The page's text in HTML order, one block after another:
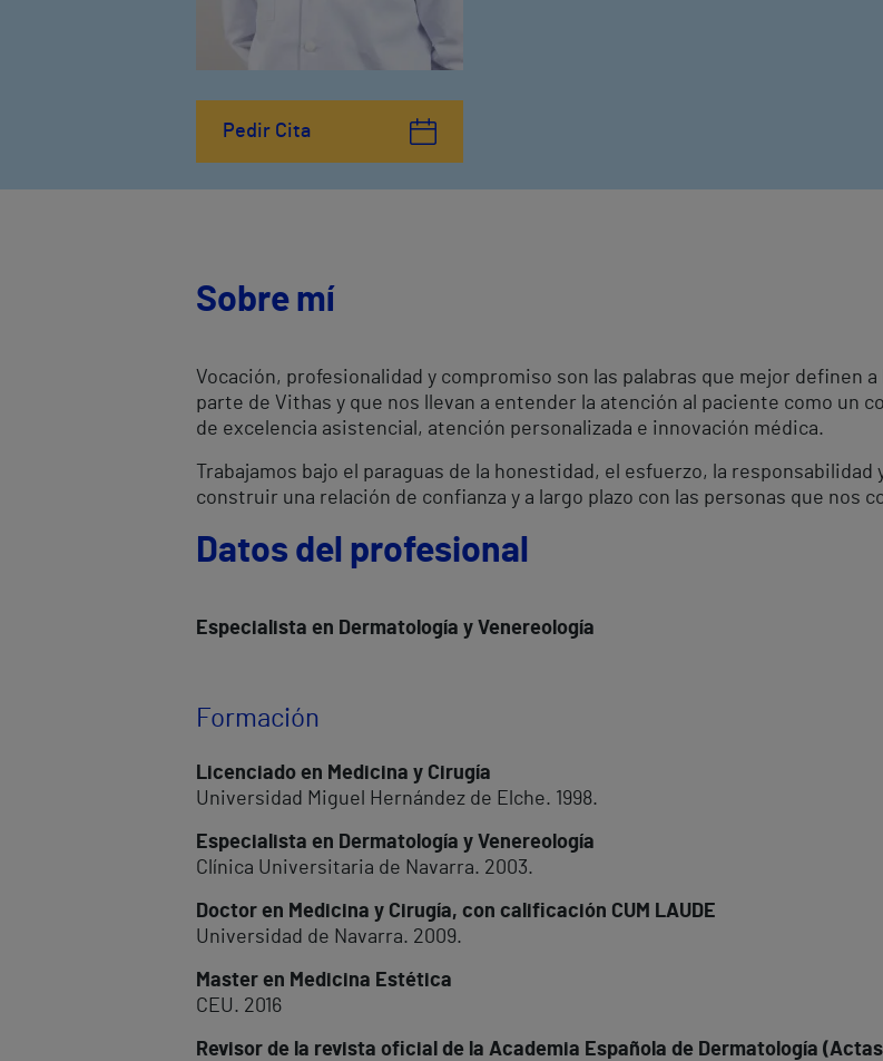
Pedir Cita
Sobre mí
Vocación, profesionalidad y compromiso son las palabras que mejor definen
parte de Vithas y que nos llevan a entender la atención al paciente como un
de excelencia asistencial, atención personalizada e innovación médica.
Trabajamos bajo el paraguas de la honestidad, el esfuerzo, la
construir una relación de confianza y a largo plazo con las personas que nos
Datos del profesional
Especialista en Dermatología y Venereología
Formación
Licenciado en Medicina y Cirugía
Universidad Miguel Hernández de Elche. 1998.
Especialista en Dermatología y Venereología
Clínica Universitaria de Navarra. 2003.
Doctor en Medicina y Cirugía, con calificación CUM LAUDE
Universidad de Navarra. 2009.
Master en Medicina Estética
CEU. 2016
Revisor de la revista oficial de la Academia Española de Dermatología